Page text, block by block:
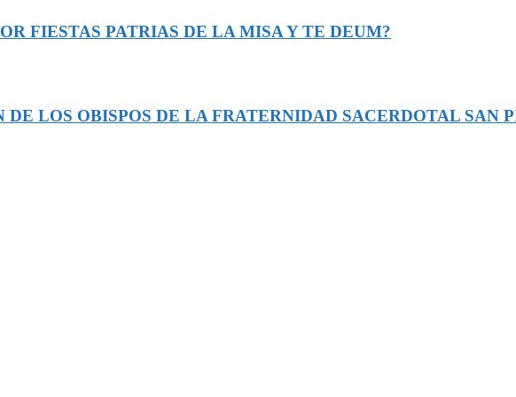
FIESTAS PATRIAS DE LA MISA Y TE DEUM?
LOS OBISPOS DE LA FRATERNIDAD SACERDOTAL SAN